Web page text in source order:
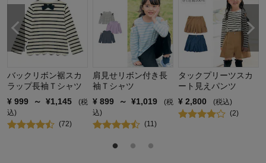
バックリボン裾スカ
ラップ長袖Ｔシャツ
¥ 999 ～ ¥1,145
(税
込)
(72)
肩見せリボン付き長
袖Ｔシャツ
¥ 899 ～ ¥1,019
(税
込)
(11)
タックプリーツスカ
ート見えパンツ
¥ 2,800
(税込)
(2)